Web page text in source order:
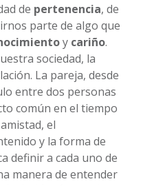
de pertenencia, de
parte de algo que
y cariño.
sociedad, la
La pareja, desde
entre dos personas
común en el tiempo
el
y la forma de
definir a cada uno de
manera de entender